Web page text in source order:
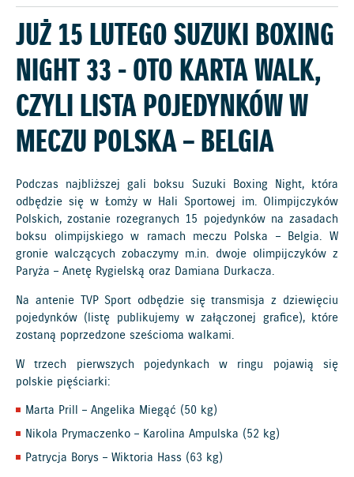
JUŻ 15 LUTEGO SUZUKI BOXING
NIGHT 33 - OTO KARTA WALK,
CZYLI LISTA POJEDYNKÓW W
MECZU POLSKA – BELGIA
Podczas najbliższej gali boksu Suzuki Boxing Night, która
odbędzie się w Łomży w Hali Sportowej im. Olimpijczyków
Polskich, zostanie rozegranych 15 pojedynków na zasadach
boksu olimpijskiego w ramach meczu Polska – Belgia. W
gronie walczących zobaczymy m.in. dwoje olimpijczyków z
Paryża – Anetę Rygielską oraz Damiana Durkacza.
Na antenie TVP Sport odbędzie się transmisja z dziewięciu
pojedynków (listę publikujemy w załączonej grafice), które
zostaną poprzedzone sześcioma walkami.
W trzech pierwszych pojedynkach w ringu pojawią się
polskie pięściarki:
Marta Prill – Angelika Miegąć (50 kg)
Nikola Prymaczenko – Karolina Ampulska (52 kg)
Patrycja Borys – Wiktoria Hass (63 kg)